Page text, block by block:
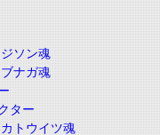
ソン魂
ナガ魂
ター
トウイツ魂